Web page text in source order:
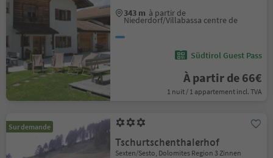
343 m à partir de
Niederdorf/Villabassa centre de
Südtirol Guest Pass
À partir de 66€
1 nuit / 1 appartement incl. TVA
Sur demande
Tschurtschenthalerhof
Sexten/Sesto, Dolomites Region 3 Zinnen